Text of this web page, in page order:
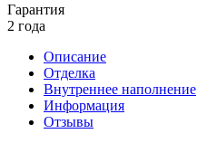
Гарантия
2 года
Описание
Отделка
Внутреннее наполнение
Информация
Отзывы